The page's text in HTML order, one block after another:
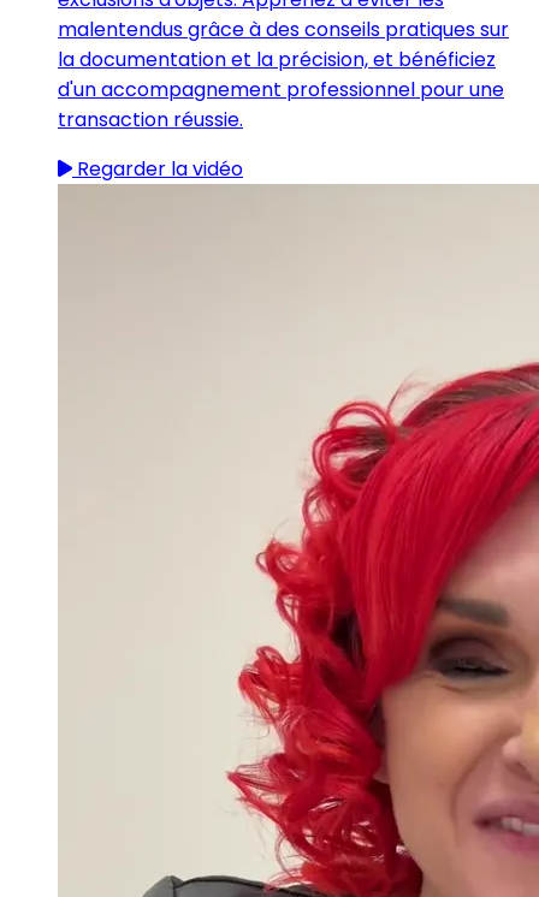
malentendus grâce à des conseils pratiques sur
la documentation et la précision, et bénéficiez
d'un accompagnement professionnel pour une
transaction réussie.
Regarder la vidéo